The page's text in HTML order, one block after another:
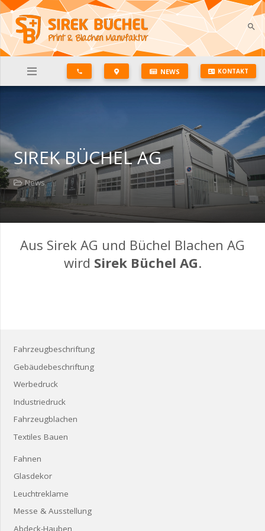
search
phone NEWS KONTAKT
SIREK BÜCHEL AG
News
Aus Sirek AG und Büchel Blachen AG
wird Sirek Büchel AG.
Fahrzeugbeschriftung
Gebäudebeschriftung
Werbedruck
Industriedruck
Fahrzeugblachen
Textiles Bauen
Fahnen
Glasdekor
Leuchtreklame
Messe & Ausstellung
Abdeck-Hauben